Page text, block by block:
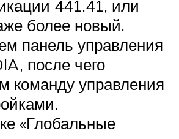
441.41, или
более новый.
панель управления
после чего
команду управления
«Глобальные